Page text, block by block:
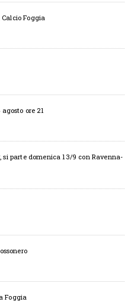
Foggia
ore 21
si parte domenica 13/9 con Ravenna-
Foggia